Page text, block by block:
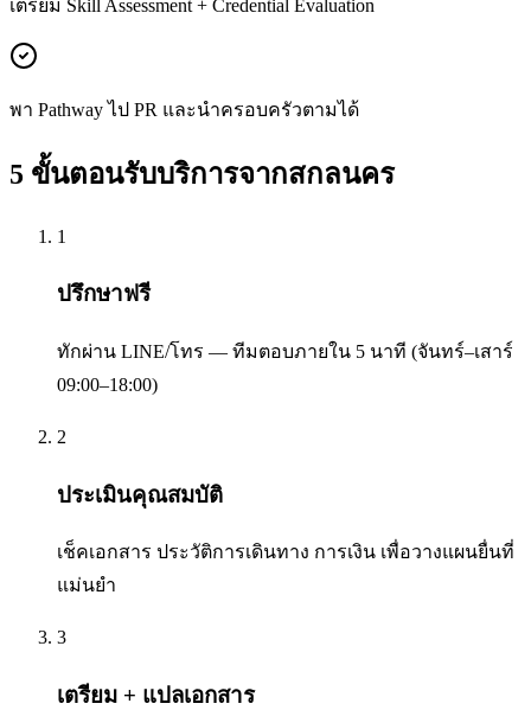
เตรียม Skill Assessment + Credential Evaluation
พา Pathway ไป PR และนำครอบครัวตามได้
5 ขั้นตอนรับบริการจากสกลนคร
1
ปรึกษาฟรี
ทักผ่าน LINE/โทร — ทีมตอบภายใน 5 นาที (จันทร์–เสาร์
09:00–18:00)
2
ประเมินคุณสมบัติ
เช็คเอกสาร ประวัติการเดินทาง การเงิน เพื่อวางแผนยื่นที่
แม่นยำ
3
เตรียม + แปลเอกสาร